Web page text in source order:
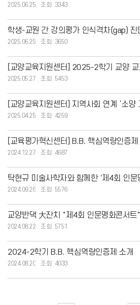
2025.06.25
3343
2025.06.25
3650
2025.05.27
5453
2025.04.25
4259
2024.12.27
4687
2024.09.26
5576
교양반댁 大잔치 "제4회 인문명화콘서트"
2024.08.22
5751
2024-2학기 B.B. 핵심역량인증제 소개
2024.08.20
4033